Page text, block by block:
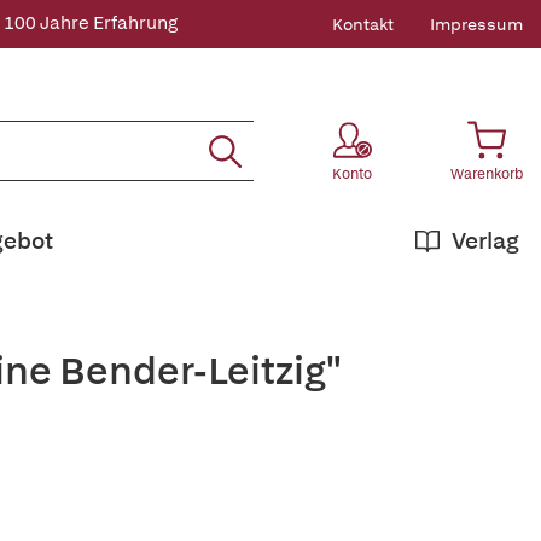
100 Jahre Erfahrung Kontakt Impressum
Konto Warenkorb
Verlag
Bender-Leitzig"